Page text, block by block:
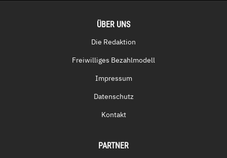
ÜBER UNS
Die Redaktion
Freiwilliges Bezahlmodell
Impressum
Datenschutz
Kontakt
PARTNER